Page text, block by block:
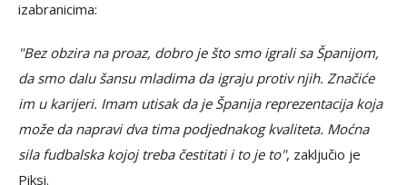
izabranicima:
"Bez obzira na proaz, dobro je što smo igrali sa Španijom,
da smo dalu šansu mladima da igraju protiv njih. Značiće
im u karijeri. Imam utisak da je Španija reprezentacija koja
može da napravi dva tima podjednakog kvaliteta. Moćna
sila fudbalska kojoj treba čestitati i to je to", zaključio je
Piksi.